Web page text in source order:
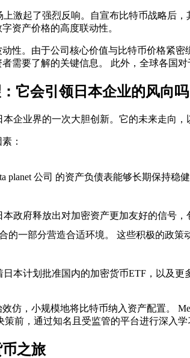
上激起了强烈反响。自宣布比特币战略后
资产价格的高度联动性。
性。由于公司核心价值与比特币价格紧
需要了解的关键信息。 此外，全球各国
它会引领日本企业的风向吗
本企业界的一次大胆创新。它的未来走向
：
planet 公司 的资产负债表能够长期保持稳
本政府释放出对加密资产更加友好的信号
的一部分营造合适环境。 这些积极的政策
日本计划批准国内的加密货币ETF，以及
仿，小规模地将比特币纳入资产配置。
前，通过知名且受监管的平台进行深入学
之旅